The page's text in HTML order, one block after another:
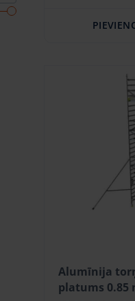
Alumīnija
platums 0.85